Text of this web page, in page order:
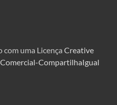
uma Licença Creative
CompartilhaIgual